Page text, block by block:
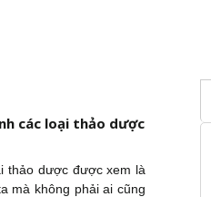
các loại thảo dược
thảo dược được xem là
mà không phải ai cũng